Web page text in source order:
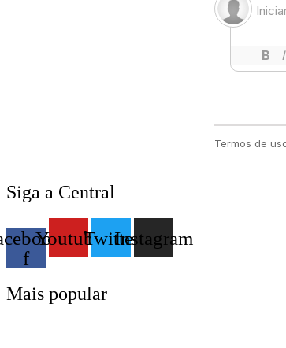
Siga a Central
f
YoutubeTwitterInstagram
Mais popular